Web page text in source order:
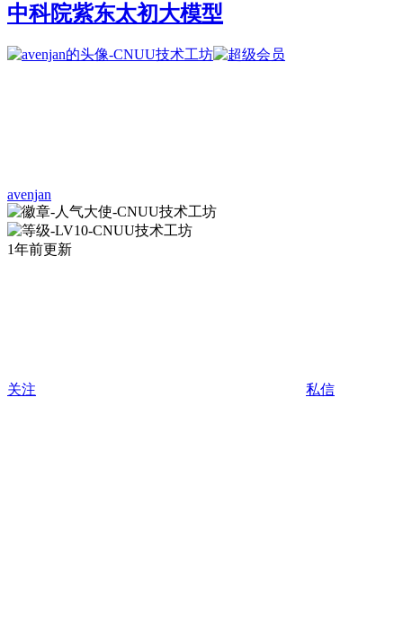
中科院紫东太初大模型
avenjan
1年前更新
关注 私信